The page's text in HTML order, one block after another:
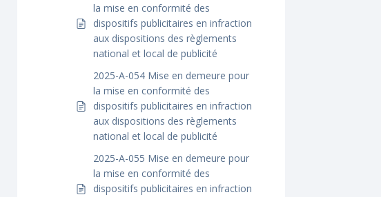
la mise en conformité des
dispositifs publicitaires en infraction
aux dispositions des règlements
national et local de publicité
2025-A-054 Mise en demeure pour
la mise en conformité des
dispositifs publicitaires en infraction
aux dispositions des règlements
national et local de publicité
2025-A-055 Mise en demeure pour
la mise en conformité des
dispositifs publicitaires en infraction